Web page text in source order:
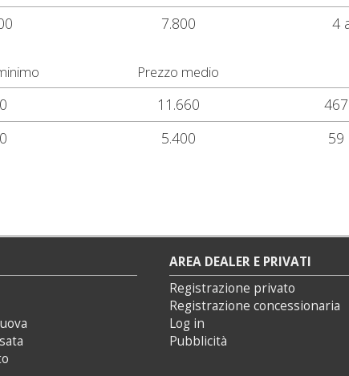
7.800 4
Prezzo medio
11.660
5.400 59
AREA DEALER E PRIVATI
Registrazione privato
Registrazione concessionaria
Log in
Pubblicità